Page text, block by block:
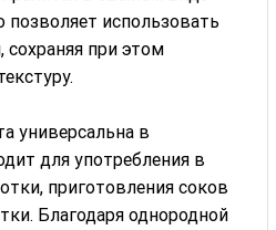
позволяет использовать
сохраняя при этом
универсальна в
для употребления в
приготовления соков
Благодаря однородной